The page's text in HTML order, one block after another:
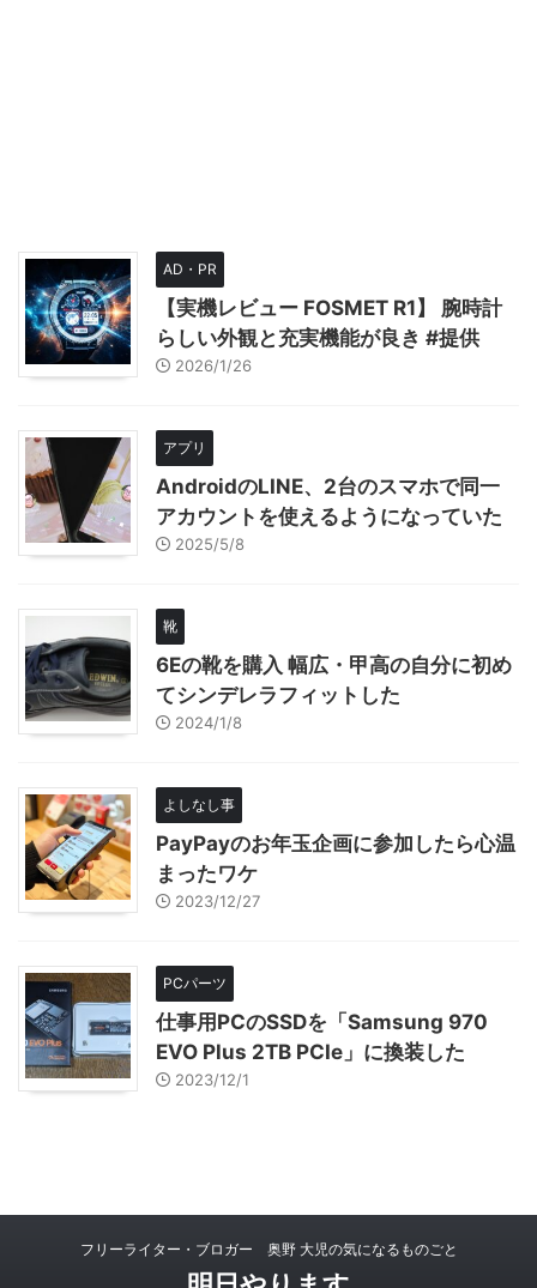
AD・PR
【実機レビュー FOSMET R1】 腕時計
らしい外観と充実機能が良き #提供
2026/1/26
アプリ
AndroidのLINE、2台のスマホで同一
アカウントを使えるようになっていた
2025/5/8
靴
6Eの靴を購入 幅広・甲高の自分に初め
てシンデレラフィットした
2024/1/8
よしなし事
PayPayのお年玉企画に参加したら心温
まったワケ
2023/12/27
PCパーツ
仕事用PCのSSDを「Samsung 970
EVO Plus 2TB PCIe」に換装した
2023/12/1
フリーライター・ブロガー 奥野 大児の気になるものごと